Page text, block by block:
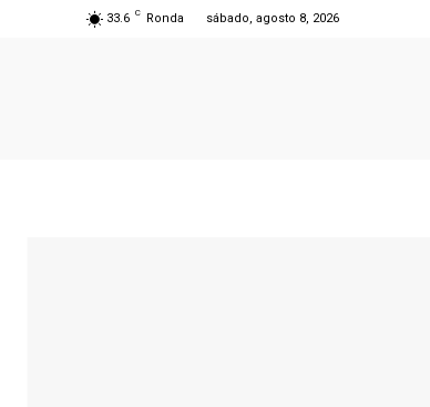
33.6 C Ronda sábado, agosto 8, 2026